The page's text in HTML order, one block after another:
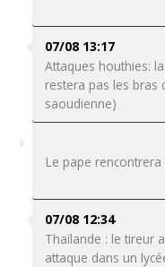
07/08 13:17
Attaques houthies:
restera pas les bras
saoudienne)
Le pape
07/08 12:34
Thaïlande : le tireur
attaque dans un